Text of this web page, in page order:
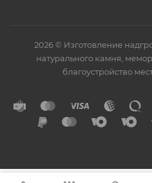
2026 © Изготовление
натурального камня,
благоустройство